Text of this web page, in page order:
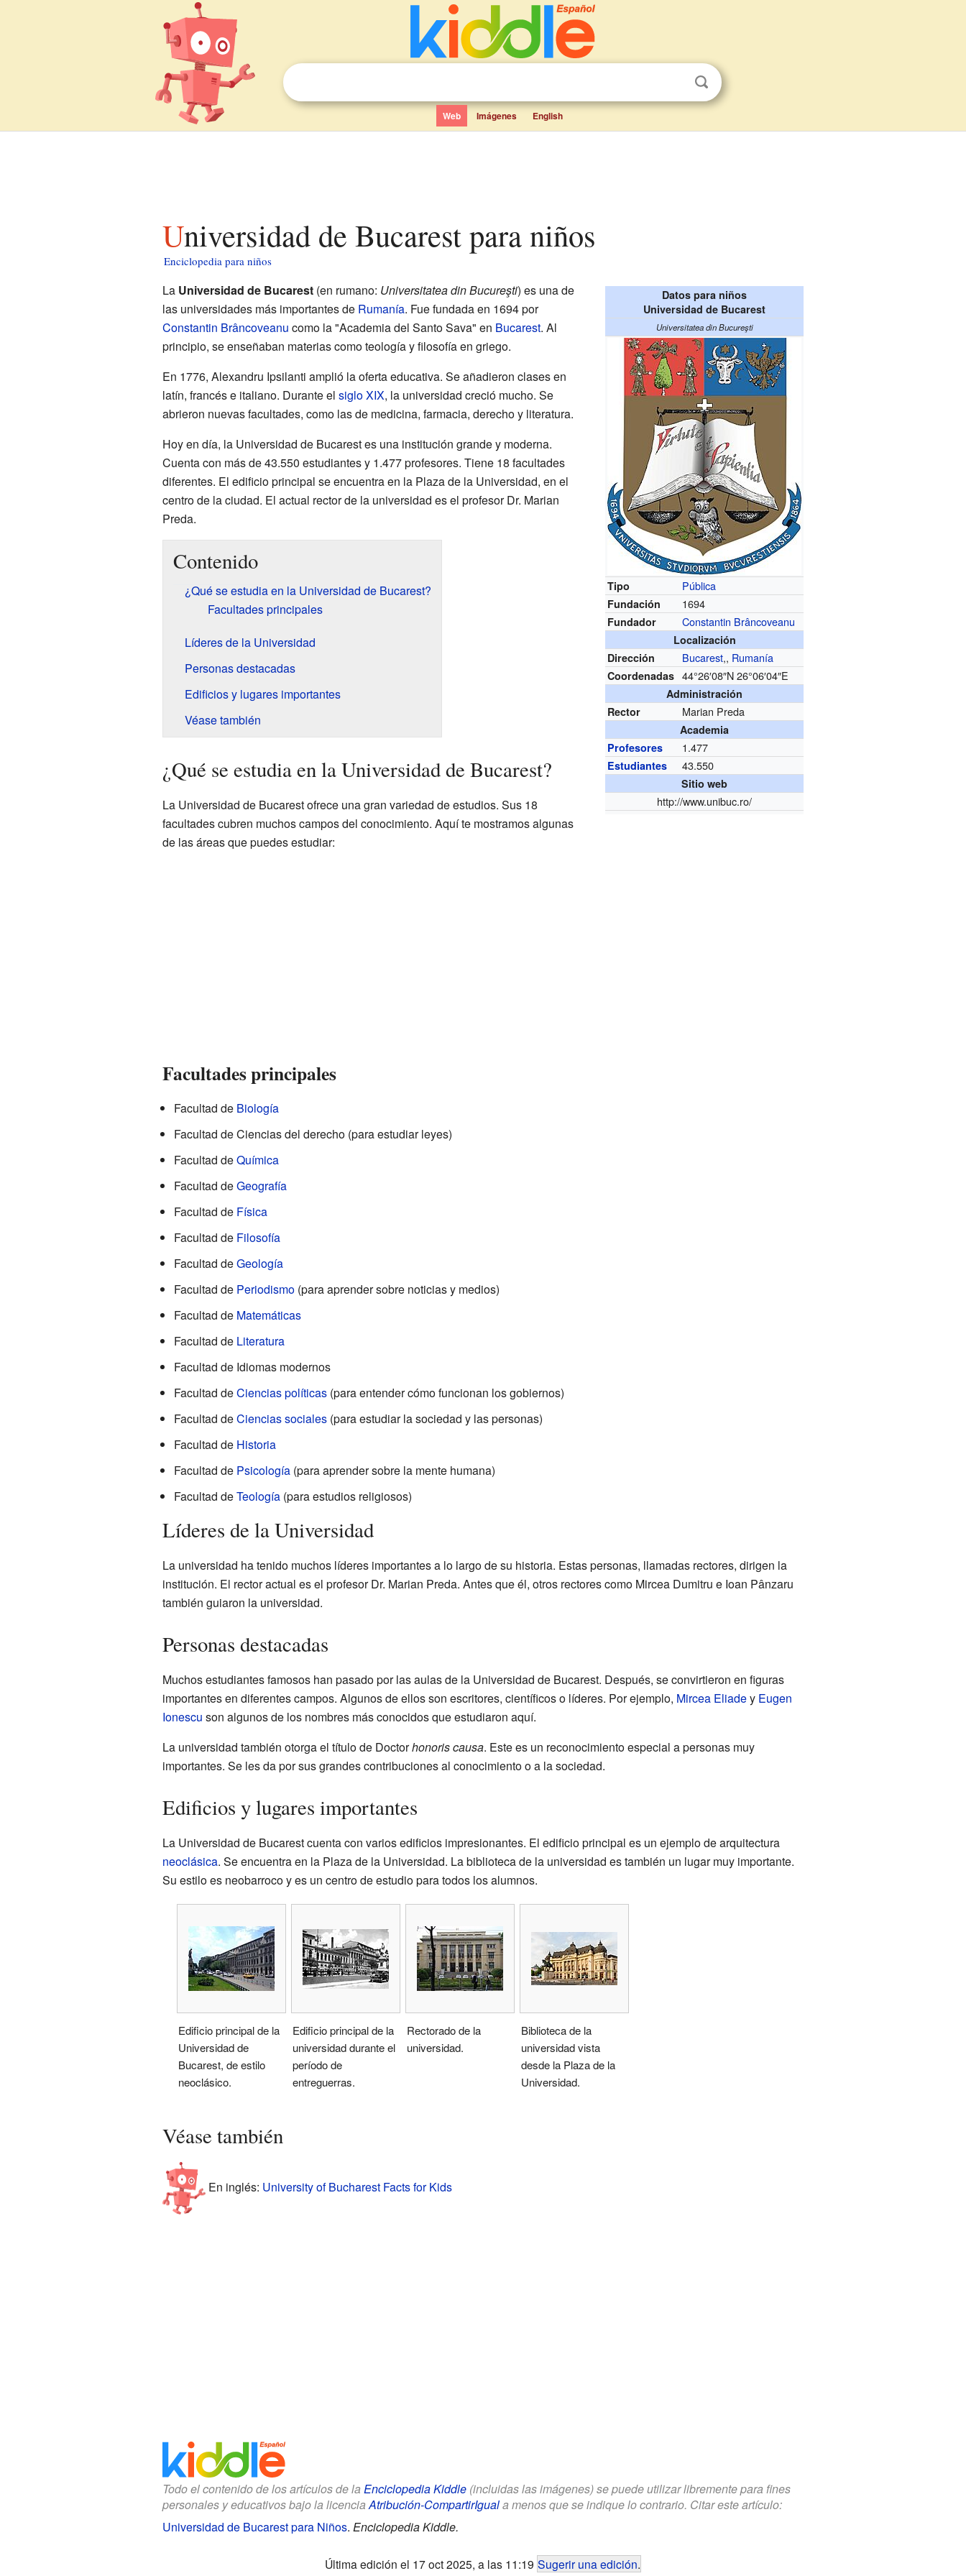
Web Imágenes English
Universidad de Bucarest para niños
Enciclopedia para niños
Datos para niños
Universidad de Bucarest
Universitatea din Bucureşti
Tipo Pública
Fundación 1694
Fundador Constantin Brâncoveanu
Localización
Dirección
Bucarest,, Rumanía
Coordenadas 44°26′08″N 26°06′04″E
Administración
Rector
Marian Preda
Academia
Profesores
1.477
Estudiantes 43.550
Sitio web
http://www.unibuc.ro/
La Universidad de Bucarest(en rumano: Universitatea din Bucureşti) es una de
las universidades más importantes de Rumanía. Fue fundada en 1694 por
Constantin Brâncoveanu como la "Academia del Santo Sava" en Bucarest. Al
principio, se enseñaban materias como teología y filosofía en griego.
En 1776, Alexandru Ipsilanti amplió la oferta educativa. Se añadieron clases en
latín, francés e italiano. Durante el siglo XIX, la universidad creció mucho. Se
abrieron nuevas facultades, como las de medicina, farmacia, derecho y literatura.
Hoy en día, la Universidad de Bucarest es una institución grande y moderna.
Cuenta con más de 43.550 estudiantes y 1.477 profesores. Tiene 18 facultades
diferentes. El edificio principal se encuentra en la Plaza de la Universidad, en el
centro de la ciudad. El actual rector de la universidad es el profesor Dr. Marian
Preda.
Contenido
¿Qué se estudia en la Universidad de Bucarest?
Facultades principales
Líderes de la Universidad
Personas destacadas
Edificios y lugares importantes
Véase también
¿Qué se estudia en la Universidad de Bucarest?
La Universidad de Bucarest ofrece una gran variedad de estudios. Sus 18
facultades cubren muchos campos del conocimiento. Aquí te mostramos algunas
de las áreas que puedes estudiar:
Facultades principales
Facultad de Biología
Facultad de Ciencias del derecho (para estudiar leyes)
Facultad deQuímica
Facultad deGeografía
Facultad de Física
Facultad de Filosofía
Facultad deGeología
Facultad de Periodismo(para aprender sobre noticias y medios)
Facultad de Matemáticas
Facultad de Literatura
Facultad de Idiomas modernos
Facultad deCiencias políticas(para entender cómo funcionan los gobiernos)
Facultad deCiencias sociales(para estudiar la sociedad y las personas)
Facultad de Historia
Facultad de Psicología(para aprender sobre la mente humana)
Facultad deTeología(para estudios religiosos)
Líderes de la Universidad
La universidad ha tenido muchos líderes importantes a lo largo de su historia. Estas personas, llamadas rectores, dirigen la
institución. El rector actual es el profesor Dr. Marian Preda. Antes que él, otros rectores como Mircea Dumitru e Ioan Pânzaru
también guiaron la universidad.
Personas destacadas
Muchos estudiantes famosos han pasado por las aulas de la Universidad de Bucarest. Después, se convirtieron en figuras
importantes en diferentes campos. Algunos de ellos son escritores, científicos o líderes. Por ejemplo, Mircea Eliadey Eugen
Ionescu son algunos de los nombres más conocidos que estudiaron aquí.
La universidad también otorga el título de Doctorhonoris causa. Este es un reconocimiento especial a personas muy
importantes. Se les da por sus grandes contribuciones al conocimiento o a la sociedad.
Edificios y lugares importantes
La Universidad de Bucarest cuenta con varios edificios impresionantes. El edificio principal es un ejemplo de arquitectura
neoclásica. Se encuentra en la Plaza de la Universidad. La biblioteca de la universidad es también un lugar muy importante.
Su estilo es neobarroco y es un centro de estudio para todos los alumnos.
Edificio principal de la
Universidad de
Bucarest, de estilo
neoclásico.
Edificio principal de la
universidad durante el
período de
entreguerras.
Rectorado de la
universidad.
Biblioteca de la
universidad vista
desde la Plaza de la
Universidad.
Véase también
En inglés: University of Bucharest Facts for Kids
Todo el contenido de los artículos de la Enciclopedia Kiddle(incluidas las imágenes) se puede utilizar libremente para fines
personales y educativos bajo la licencia Atribución-CompartirIguala menos que se indique lo contrario. Citar este artículo:
Universidad de Bucarest para Niños. Enciclopedia Kiddle.
Última edición el 17 oct 2025, a las 11:19 Sugerir una edición.